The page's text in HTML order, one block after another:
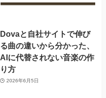
Dovaと自社サイトで伸び
る曲の違いから分かった、
AIに代替されない音楽の作
り方
2026年6月5日